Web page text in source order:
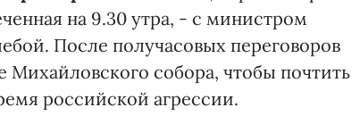
на 9.30 утра, - с министром
После получасовых переговоров
собора, чтобы почтить
российской агрессии.